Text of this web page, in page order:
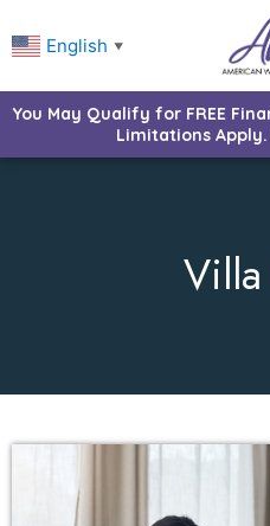
English ▼
You May Qualify for FREE
Limitations
Villa